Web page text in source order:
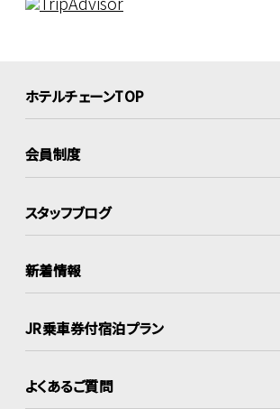
ホテルチェーンTOP
会員制度
スタッフブログ
新着情報
JR乗車券付宿泊プラン
よくあるご質問